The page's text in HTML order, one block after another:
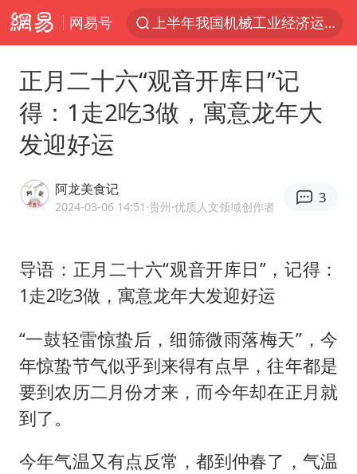
网易号
上半年我国机械工业经济运行稳中有进
汪峰阻止14岁女儿买大牌
“立秋的第一杯奶茶”又爆单了
王力宏演唱会黄牛带观众藏匿被查获
男子杀人后逃进深山21年活得像野人
27岁女子组织卖淫集团被悬赏通缉
女孩摆摊卖菌子时收到北大通知书
正月二十六“观音开库日”记
得：1走2吃3做，寓意龙年大
发迎好运
阿龙美食记
2024-03-06 14:51 ·贵州·优质人文领域创作者
3
导语：正月二十六“观音开库日”，记得：
1走2吃3做，寓意龙年大发迎好运
“一鼓轻雷惊蛰后，细筛微雨落梅天”，今
年惊蛰节气似乎到来得有点早，往年都是
要到农历二月份才来，而今年却在正月就
到了。
今年气温又有点反常，都到仲春了，气温